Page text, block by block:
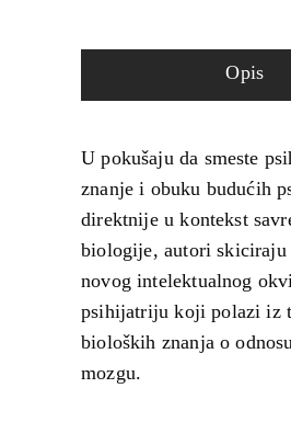
Opis
U pokušaju da smeste
znanje i obuku budućih
direktnije u kontekst
biologije, autori skiciraju
novog intelektualnog
psihijatriju koji polazi iz
bioloških znanja o
mozgu.